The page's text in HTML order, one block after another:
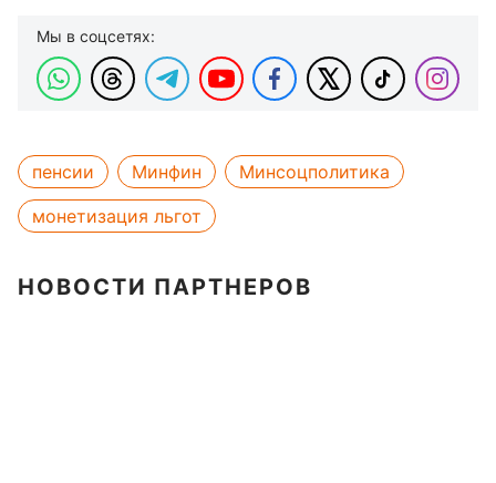
Мы в соцсетях:
пенсии Минфин
Минсоцполитика
монетизация льгот
НОВОСТИ ПАРТНЕРОВ